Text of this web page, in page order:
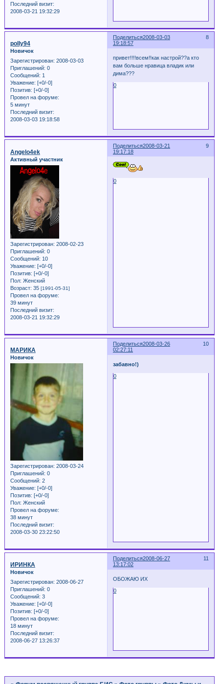
Последний визит:
2008-03-21 19:32:29
Поделиться 8
2008-03-03
19:18:57
polly94
Новичок
Зарегистрирован: 2008-03-03
Приглашений: 0
Сообщений: 1
Уважение: [+0/-0]
Позитив: [+0/-0]
Провел на форуме:
5 минут
Последний визит:
2008-03-03 19:18:58
привет!!!!всем!!как настрой??а кто
вам больше нравица владик или
дима???
0
Поделиться 9
2008-03-21
19:17:18
Angelo4ek
Активный участник
Зарегистрирован: 2008-02-23
Приглашений: 0
Сообщений: 10
Уважение: [+0/-0]
Позитив: [+0/-0]
Пол: Женский
Возраст: 35 [1991-05-31]
Провел на форуме:
39 минут
Последний визит:
2008-03-21 19:32:29
0
Поделиться 10
2008-03-26
02:27:11
МАРИКА
Новичок
Зарегистрирован: 2008-03-24
Приглашений: 0
Сообщений: 2
Уважение: [+0/-0]
Позитив: [+0/-0]
Пол: Женский
Провел на форуме:
38 минут
Последний визит:
2008-03-30 23:22:50
забавно!)
0
Поделиться 11
2008-06-27
13:17:02
ИРИНКА
Новичок
Зарегистрирован: 2008-06-27
Приглашений: 0
Сообщений: 3
Уважение: [+0/-0]
Позитив: [+0/-0]
Провел на форуме:
18 минут
Последний визит:
2008-06-27 13:26:37
ОБОЖАЮ ИХ
0